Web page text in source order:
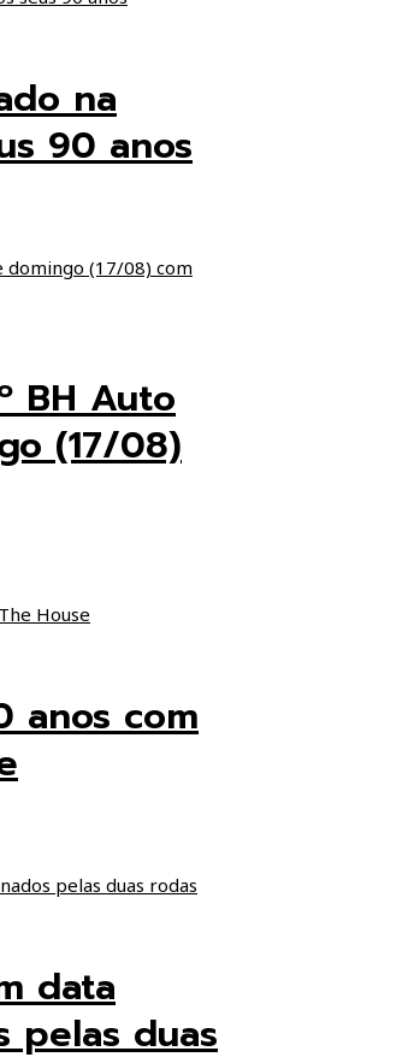
na
90 anos
BH Auto
(17/08)
anos com
data
pelas duas